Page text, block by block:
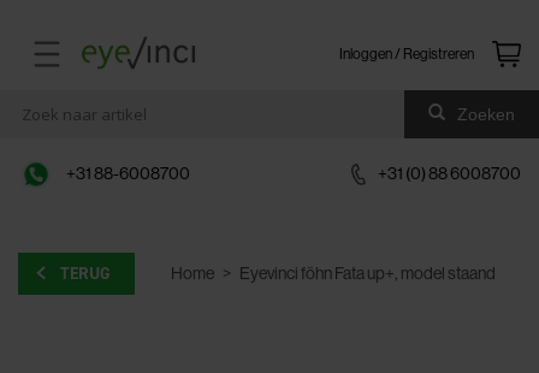
Inloggen / Registreren
Zoeken
+31 88-6008700 +31 (0) 88 6008700
TERUG Home > Eyevinci föhn Fata up+, model staand